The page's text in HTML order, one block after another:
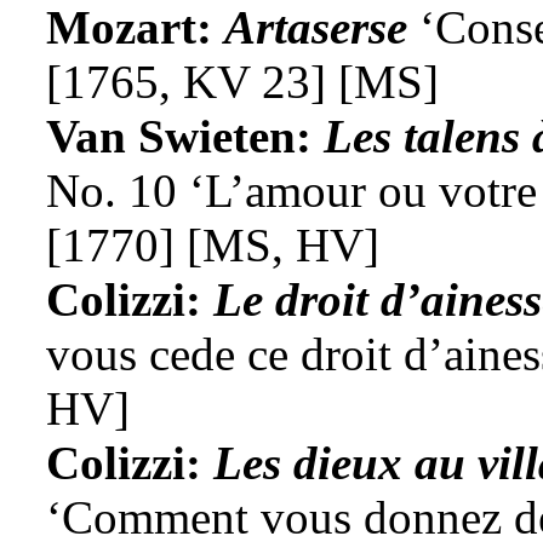
Mozart:Artaserse
[1765, KV 23] [MS]
Van Swieten: Les talens
No. 10 ‘L’amour ou
[1770] [MS, HV]
Colizzi: Le droit
vous cede ce droit
HV]
Colizzi: Les dieux au
‘Comment vous donnez